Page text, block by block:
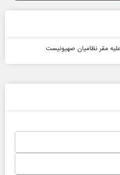
علیه مقر نظامیان صهیونیست